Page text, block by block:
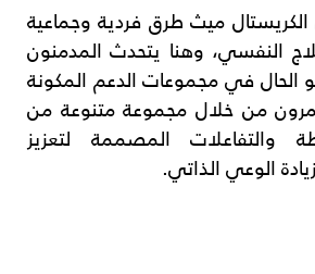
ميث طرق فردية وجماعية
النفسي، وهنا يتحدث المدمنون
الحال في مجموعات الدعم المكونة
ويمرون من خلال مجموعة متنوعة من
والتفاعلات المصممة لتعزيز
الوعي الذاتي.